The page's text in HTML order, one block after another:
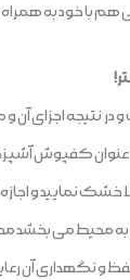
هم با خود به
نتیجه اجزای آن و
کفپوش
نمایید و
می بخشد محیط
حفظ و نگهداری آن